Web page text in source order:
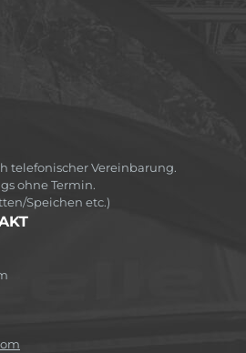
telefonischer Vereinbarung.
ohne Termin.
Speichen etc.)